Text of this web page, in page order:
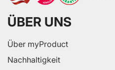
ÜBER UNS
Über myProduct
Nachhaltigkeit